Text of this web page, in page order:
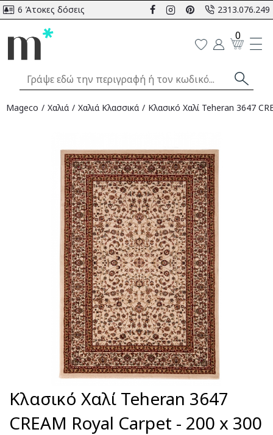
6 Άτοκες δόσεις 2313.076.249
0
Mageco Χαλιά Χαλιά Κλασσικά Κλασικό Χαλί Teheran 3647
Κλασικό Χαλί Teheran 3647
CREAM Royal Carpet - 200 x 300